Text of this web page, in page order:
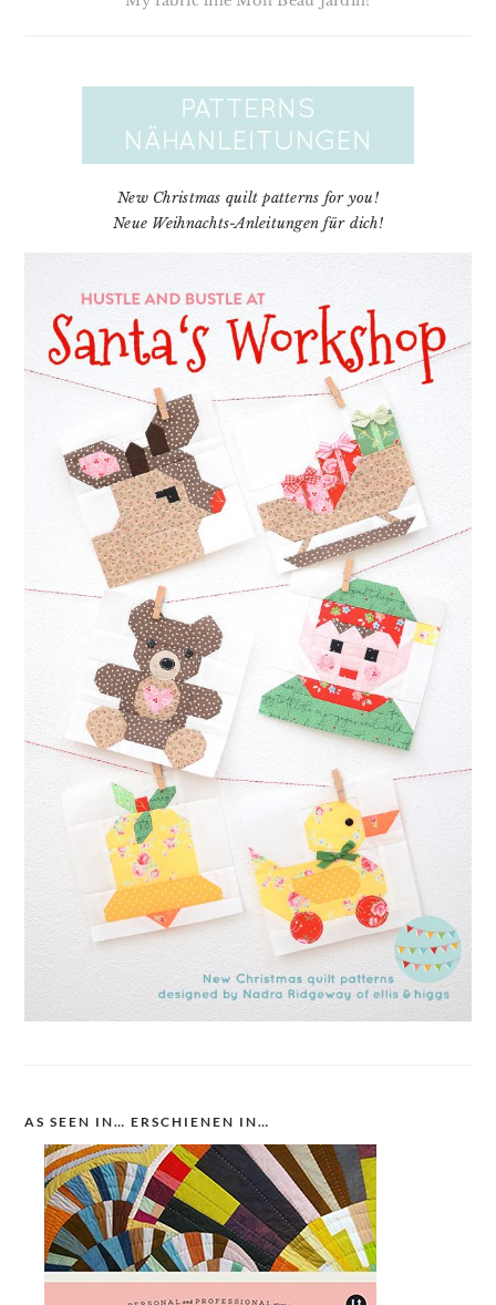
New Christmas quilt patterns for you!
Neue Weihnachts-Anleitungen für dich!
AS SEEN IN… ERSCHIENEN IN…